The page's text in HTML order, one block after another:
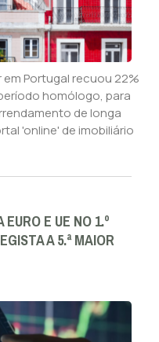
Portugal recuou 22%
homólogo, para
de longa
'online' de imobiliário
E UE NO 1.º
A 5.ª MAIOR